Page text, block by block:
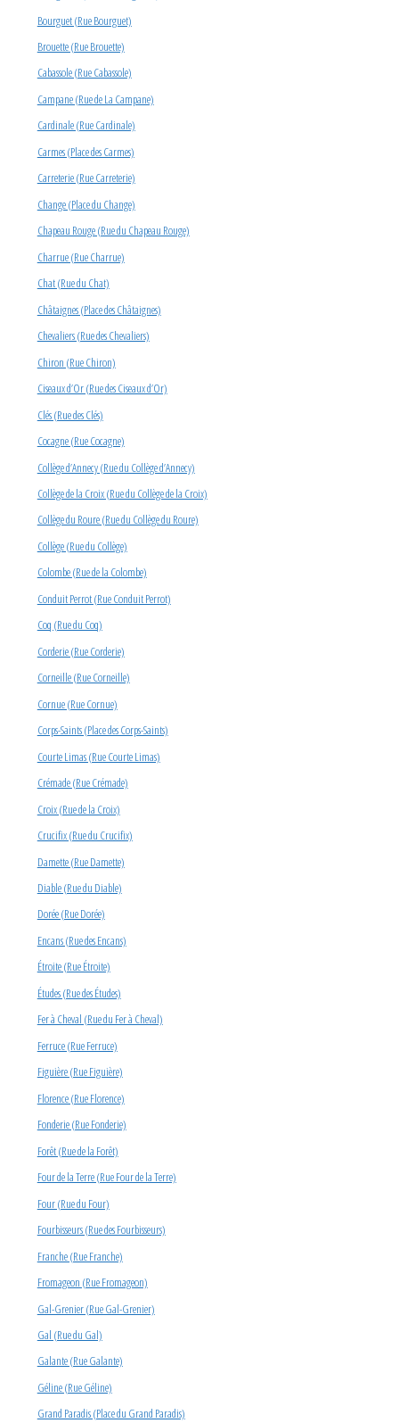
Bourguet (Rue Bourguet)
Brouette (Rue Brouette)
Cabassole (Rue Cabassole)
Campane (Rue de La Campane)
Cardinale (Rue Cardinale)
Carmes (Place des Carmes)
Carreterie (Rue Carreterie)
Change (Place du Change)
Chapeau Rouge (Rue du Chapeau Rouge)
Charrue (Rue Charrue)
Chat (Rue du Chat)
Châtaignes (Place des Châtaignes)
Chevaliers (Rue des Chevaliers)
Chiron (Rue Chiron)
Ciseaux d’Or (Rue des Ciseaux d’Or)
Clés (Rue des Clés)
Cocagne (Rue Cocagne)
Collège d’Annecy (Rue du Collège d’Annecy)
Collège de la Croix (Rue du Collège de la Croix)
Collège du Roure (Rue du Collège du Roure)
Collège (Rue du Collège)
Colombe (Rue de la Colombe)
Conduit Perrot (Rue Conduit Perrot)
Coq (Rue du Coq)
Corderie (Rue Corderie)
Corneille (Rue Corneille)
Cornue (Rue Cornue)
Corps-Saints (Place des Corps-Saints)
Courte Limas (Rue Courte Limas)
Crémade (Rue Crémade)
Croix (Rue de la Croix)
Crucifix (Rue du Crucifix)
Damette (Rue Damette)
Diable (Rue du Diable)
Dorée (Rue Dorée)
Encans (Rue des Encans)
Étroite (Rue Étroite)
Études (Rue des Études)
Fer à Cheval (Rue du Fer à Cheval)
Ferruce (Rue Ferruce)
Figuière (Rue Figuière)
Florence (Rue Florence)
Fonderie (Rue Fonderie)
Forêt (Rue de la Forêt)
Four de la Terre (Rue Four de la Terre)
Four (Rue du Four)
Fourbisseurs (Rue des Fourbisseurs)
Franche (Rue Franche)
Fromageon (Rue Fromageon)
Gal-Grenier (Rue Gal-Grenier)
Gal (Rue du Gal)
Galante (Rue Galante)
Géline (Rue Géline)
Grand Paradis (Place du Grand Paradis)